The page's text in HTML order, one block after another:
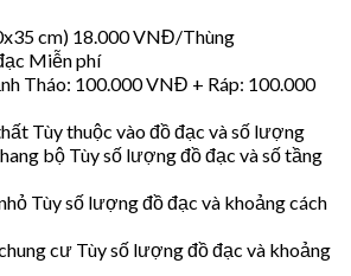
cm) 18.000 VNĐ/Thùng
Miễn phí
Tháo: 100.000 VNĐ + Ráp: 100.000
Tùy thuộc vào đồ đạc và số lượng
bộ Tùy số lượng đồ đạc và số tầng
Tùy số lượng đồ đạc và khoảng cách
cư Tùy số lượng đồ đạc và khoảng